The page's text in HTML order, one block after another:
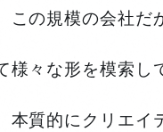
の規模の会社だ
々な形を模索し
質的にクリエイ